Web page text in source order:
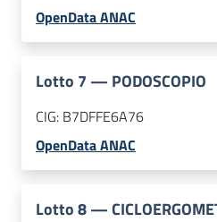
OpenData ANAC
Lotto 7 — PODOSCOPIO
CIG: B7DFFE6A76
OpenData ANAC
Lotto8—